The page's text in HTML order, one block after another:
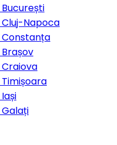
București
Cluj-Napoca
Constanța
Brașov
Craiova
Timișoara
Iași
Galați